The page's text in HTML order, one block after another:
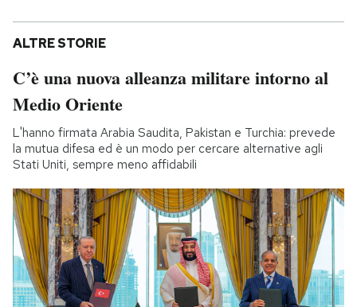
ALTRE STORIE
C’è una nuova alleanza militare intorno al
Medio Oriente
L'hanno firmata Arabia Saudita, Pakistan e Turchia: prevede
la mutua difesa ed è un modo per cercare alternative agli
Stati Uniti, sempre meno affidabili